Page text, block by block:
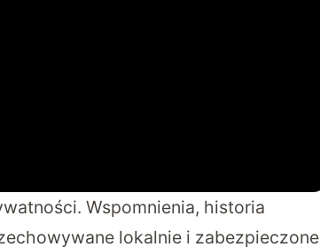
Wspomnienia, historia
lokalnie i zabezpieczone